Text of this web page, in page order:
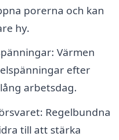
porerna och kan
hy.
Värmen
efter
arbetsdag.
Regelbundna
till att stärka